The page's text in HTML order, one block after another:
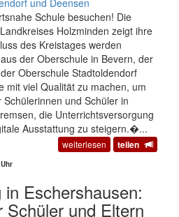
Schule besuchen! Die
Holzminden zeigt ihre
des Kreistages werden
der Oberschule in Bevern, der
Oberschule Stadtoldendorf
mit viel Qualität zu machen, um
und Schüler in
die Unterrichtsversorgung
Ausstattung zu steigern.�...
weiterlesen teilen
Eschershausen:
Schüler und Eltern